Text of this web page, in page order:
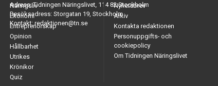
Adress: Tidningen Näringslivet, 114 82 Stockholm
Besöksadress: Storgatan 19, Stockholm
Kontakt: redaktionen@tn.se
Näringsliv
Ekonomi
Entreprenörskap
Opinion
Hållbarhet
Utrikes
Krönikor
Quiz
Nyhetsbrev
Arkiv
Kontakta redaktionen
Personuppgifts- och
cookiepolicy
Om Tidningen Näringslivet